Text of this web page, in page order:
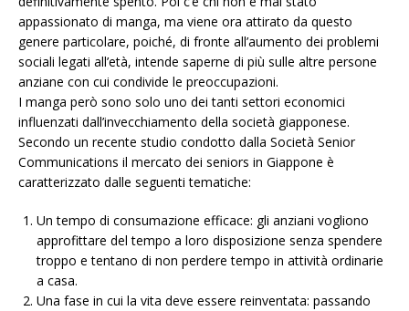
appassionato di manga, ma viene ora attirato da questo
genere particolare, poiché, di fronte all’aumento dei problemi
sociali legati all’età, intende saperne di più sulle altre persone
anziane con cui condivide le preoccupazioni.
I manga però sono solo uno dei tanti settori economici
influenzati dall’invecchiamento della società giapponese.
Secondo un recente studio condotto dalla Società Senior
Communications il mercato dei seniors in Giappone è
caratterizzato dalle seguenti tematiche:
Un tempo di consumazione efficace: gli anziani vogliono
approfittare del tempo a loro disposizione senza spendere
troppo e tentano di non perdere tempo in attività ordinarie
a casa.
Una fase in cui la vita deve essere reinventata: passando